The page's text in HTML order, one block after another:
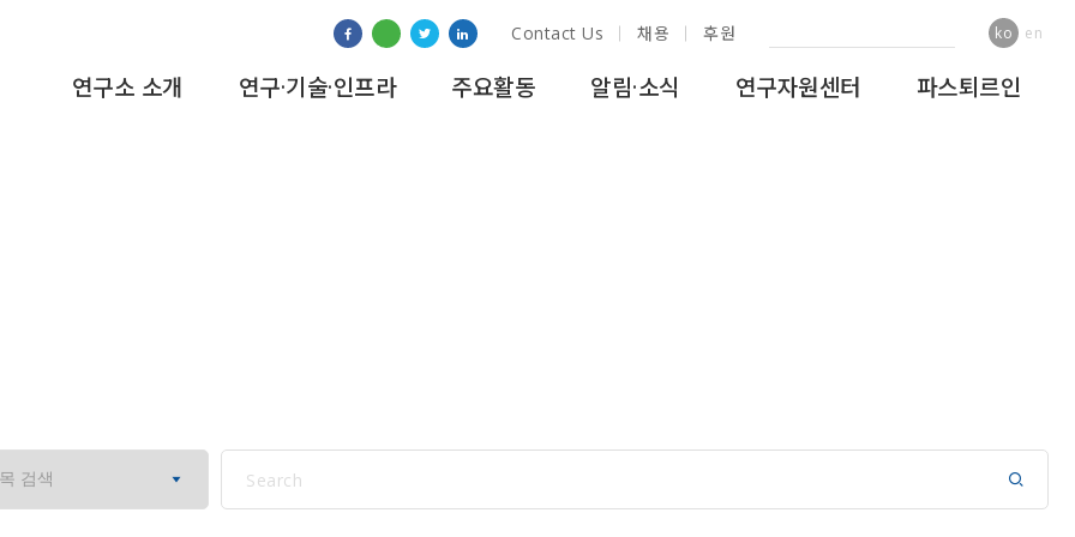
Contact Us 채용 후원 ko en
연구소 소개 연구·기술·인프라 주요활동 알림·소식 연구자원센터 파스퇴르인